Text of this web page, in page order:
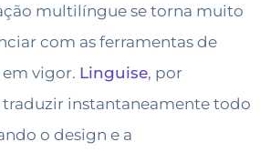
multilíngue se torna muito
com as ferramentas de
vigor. Linguise, por
instantaneamente todo
o design e a